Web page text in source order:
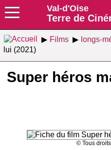
Val-d'Oise
Terre de
Films longs-
lui (2021)
Super héros
© Tous